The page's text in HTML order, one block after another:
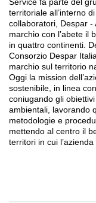
Service fa parte del
territoriale all’interno
collaboratori, Despar -
marchio con l’abete il
in quattro continenti.
Consorzio Despar
marchio sul territorio
Oggi la mission
sostenibile, in linea
coniugando gli
ambientali, lavorando
metodologie e
mettendo al centro il
territori in cui